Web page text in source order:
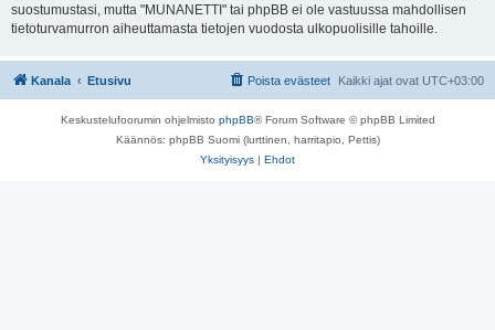
suostumustasi, mutta "MUNANETTI" tai phpBB ei ole vastuussa mahdollisen
tietoturvamurron aiheuttamasta tietojen vuodosta ulkopuolisille tahoille.
Kanala Etusivu Kaikki ajat ovat UTC+03:00
Poista evästeet
Keskustelufoorumin ohjelmisto phpBB® Forum Software © phpBB Limited
Käännös: phpBB Suomi (lurttinen, harritapio, Pettis)
Yksityisyys | Ehdot